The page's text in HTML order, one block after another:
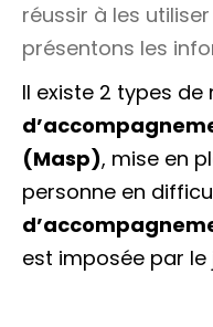
réussir à les
présentons les
Il existe 2 types de
(Masp), mise en
personne en
est imposée par le